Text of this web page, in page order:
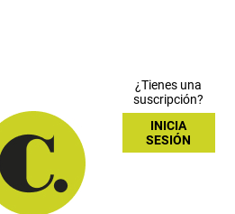
¿Tienes una
suscripción?
INICIA
SESIÓN